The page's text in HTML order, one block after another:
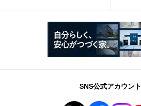
SNS公式アカウント